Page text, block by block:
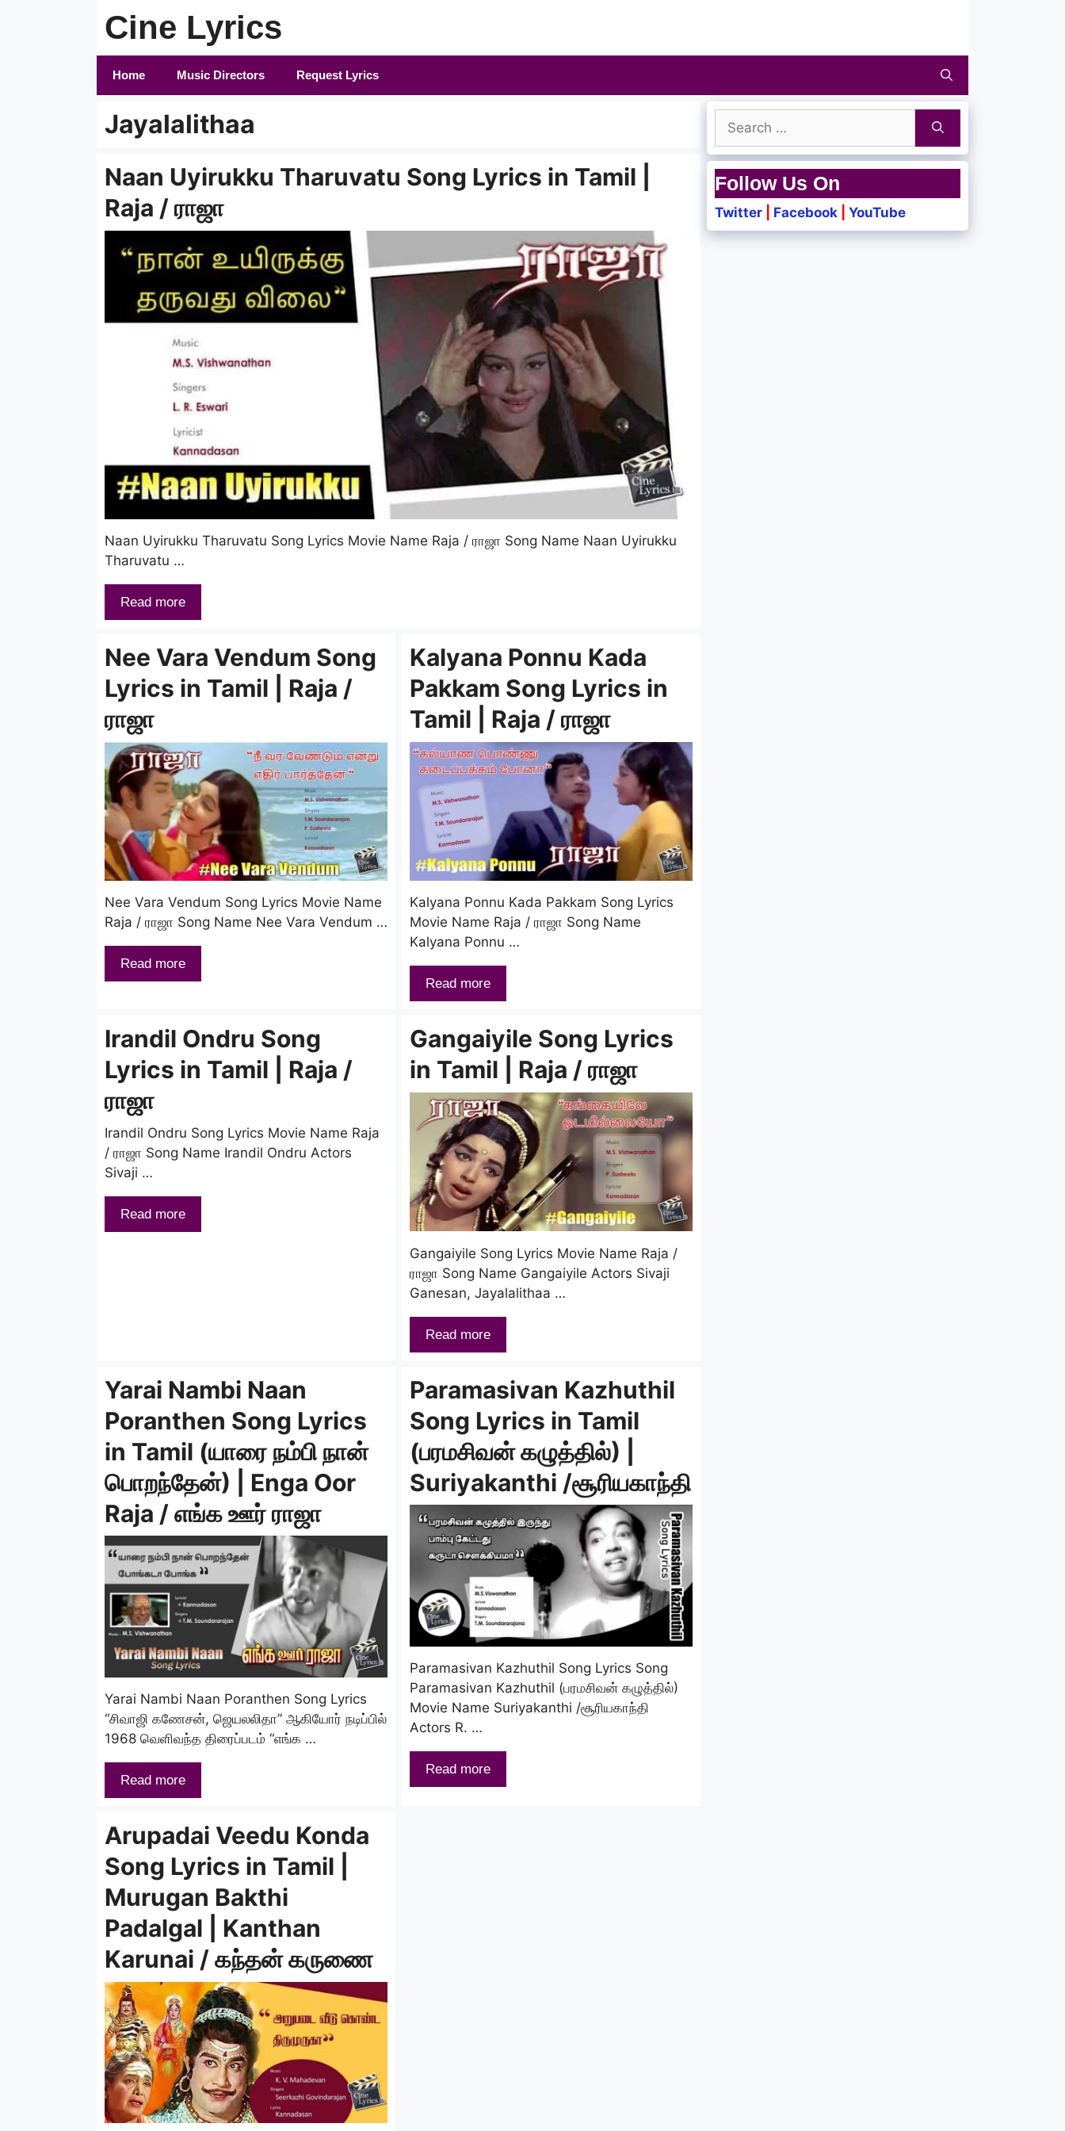
Cine Lyrics
Home Music Directors Request Lyrics
Jayalalithaa
Naan Uyirukku Tharuvatu Song Lyrics in Tamil |
Raja / ராஜா
Naan Uyirukku Tharuvatu Song Lyrics Movie Name Raja / ராஜா Song Name Naan Uyirukku
Tharuvatu …
Read more
Nee Vara Vendum Song
Lyrics in Tamil | Raja /
ராஜா
Nee Vara Vendum Song Lyrics Movie Name
Raja / ராஜா Song Name Nee Vara Vendum …
Read more
Kalyana Ponnu Kada
Pakkam Song Lyrics in
Tamil | Raja / ராஜா
Kalyana Ponnu Kada Pakkam Song Lyrics
Movie Name Raja / ராஜா Song Name
Kalyana Ponnu …
Read more
Irandil Ondru Song
Lyrics in Tamil | Raja /
ராஜா
Irandil Ondru Song Lyrics Movie Name Raja
/ ராஜா Song Name Irandil Ondru Actors
Sivaji …
Read more
Gangaiyile Song Lyrics
in Tamil | Raja / ராஜா
Gangaiyile Song Lyrics Movie Name Raja /
ராஜா Song Name Gangaiyile Actors Sivaji
Ganesan, Jayalalithaa …
Read more
Yarai Nambi Naan
Poranthen Song Lyrics
in Tamil (யாரை நம்பி நான்
பொறந்தேன்) | Enga Oor
Raja / எங்க ஊர் ராஜா
Yarai Nambi Naan Poranthen Song Lyrics
“சிவாஜி கணேசன், ஜெயலலிதா” ஆகியோர் நடிப்பில்
1968 வெளிவந்த திரைப்படம் “எங்க …
Read more
Paramasivan Kazhuthil
Song Lyrics in Tamil
(பரமசிவன் கழுத்தில்) |
Suriyakanthi /சூரியகாந்தி
Paramasivan Kazhuthil Song Lyrics Song
Paramasivan Kazhuthil (பரமசிவன் கழுத்தில்)
Movie Name Suriyakanthi /சூரியகாந்தி
Actors R. …
Read more
Arupadai Veedu Konda
Song Lyrics in Tamil |
Murugan Bakthi
Padalgal | Kanthan
Karunai / கந்தன் கருணை
Search
for:
Follow Us On
Twitter Facebook YouTube